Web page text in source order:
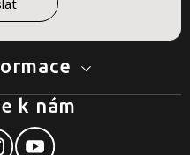
k nám